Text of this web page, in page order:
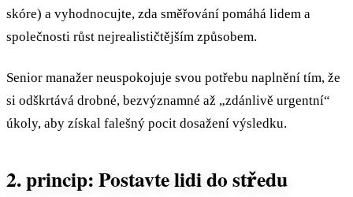
skóre) a vyhodnocujte, zda směřování pomáhá lidem a
společnosti růst nejrealističtějším způsobem.
Senior manažer neuspokojuje svou potřebu naplnění tím, že
si odškrtává drobné, bezvýznamné až „zdánlivě urgentní“
úkoly, aby získal falešný pocit dosažení výsledku.
2. princip: Postavte lidi do středu